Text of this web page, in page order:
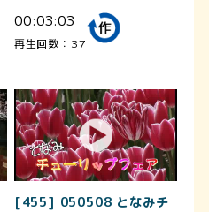
00:03:03
再生回数：37
[455] 050508 となみチ